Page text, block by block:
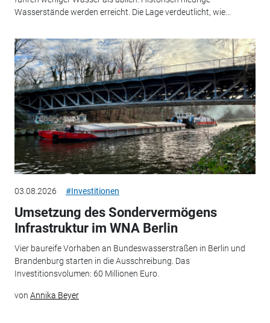
Wasserstände werden erreicht. Die Lage verdeutlicht, wie...
03.08.2026 #Investitionen
Umsetzung des Sondervermögens
Infrastruktur im WNA Berlin
Vier baureife Vorhaben an Bundeswasserstraßen in Berlin und
Brandenburg starten in die Ausschreibung. Das
Investitionsvolumen: 60 Millionen Euro.
von Annika Beyer